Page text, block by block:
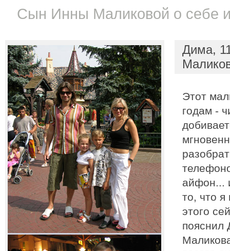
Сын Инны Маликовой о себе
Дима,
Этот
годам -
айфон...
то, что
этого